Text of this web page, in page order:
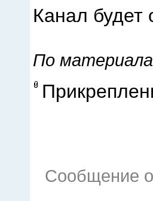
Канал будет
По
Сообщение